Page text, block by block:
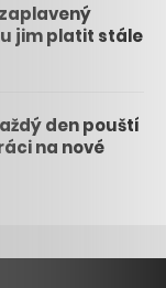
jim platit stále
den pouští
na nové